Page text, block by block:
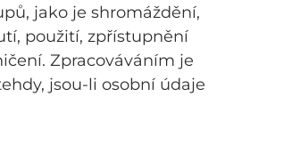
jako je shromáždění,
použití, zpřístupnění
Zpracováváním je
jsou-li osobní údaje